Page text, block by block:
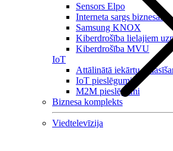
Sensors Elpo
Interneta sargs biznesam
Samsung KNOX
Kiberdrošība lielajiem
Kiberdrošība MVU
IoT
Attālinātā iekārtu
IoT pieslēgumi
M2M pieslēgumi
Biznesa komplekts
Viedtelevīzija